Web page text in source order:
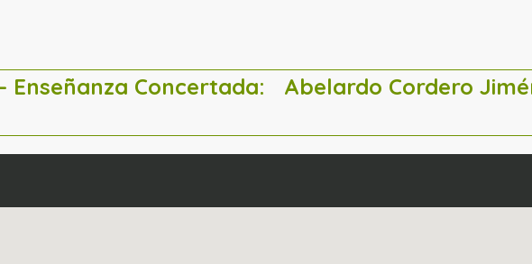
Enseñanza Concertada: Abelardo Cordero